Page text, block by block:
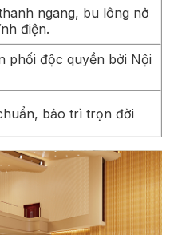
ngang, bu lông nở
điện.
phối độc quyền bởi Nội
bảo trì trọn đời